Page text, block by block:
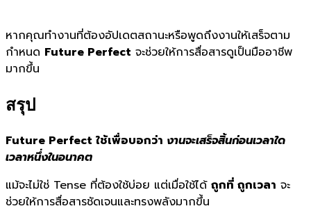
หากคุณทำงานที่ต้องอัปเดตสถานะหรือพูดถึงงานให้เสร็จตาม
กำหนด Future Perfect จะช่วยให้การสื่อสารดูเป็นมืออาชีพ
มากขึ้น
สรุป
Future Perfect ใช้เพื่อบอกว่า งานจะเสร็จสิ้นก่อนเวลาใด
เวลาหนึ่งในอนาคต
แม้จะไม่ใช่ Tense ที่ต้องใช้บ่อย แต่เมื่อใช้ได้ ถูกที่ ถูกเวลา จะ
ช่วยให้การสื่อสารชัดเจนและทรงพลังมากขึ้น